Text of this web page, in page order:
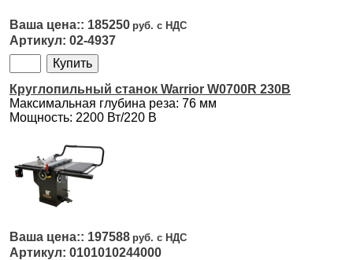
185250
02-4937
Круглопильный станок Warrior W0700R 230В
Максимальная глубина реза: 76 мм
Мощность: 2200 Вт/220 В
197588
0101010244000